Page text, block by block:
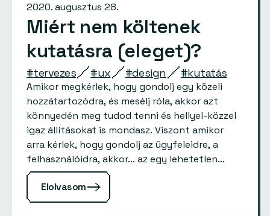
2020. augusztus 28.
Miért nem költenek
kutatásra (eleget)?
#tervezes #ux #design #kutatás
Amikor megkérlek, hogy gondolj egy közeli
hozzátartozódra, és mesélj róla, akkor azt
könnyedén meg tudod tenni és hellyel-közzel
igaz állításokat is mondasz. Viszont amikor
arra kérlek, hogy gondolj az ügyfeleidre, a
felhasználóidra, akkor… az egy lehetetlen
vállalkozás. Egyszerűen képtelenség több
száz, ezer, vagy…
Elolvasom